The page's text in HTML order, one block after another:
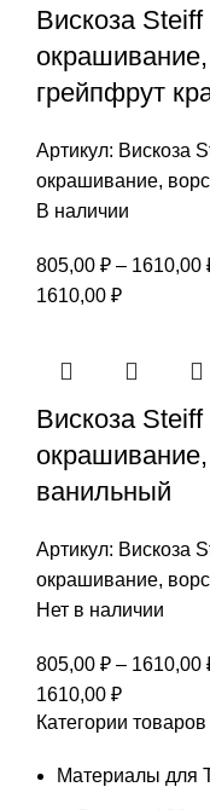
Вискоза
грейпфрут
Артикул: Вискоза
окрашивание,
В наличии
805,00 ₽ – 1610,00
1610,00 ₽
Вискоза
ванильный
Артикул: Вискоза
окрашивание,
Нет в наличии
805,00 ₽ – 1610,00
1610,00 ₽
Категории товаров
Материалы для